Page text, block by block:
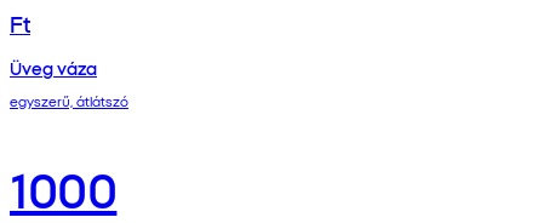
Ft
Üveg váza
egyszerű, átlátszó
1000